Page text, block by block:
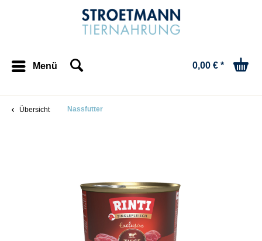
Menü 0,00 € *
Übersicht Nassfutter